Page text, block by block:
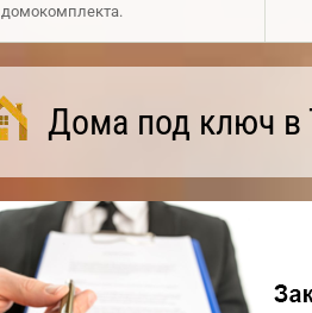
домокомплекта.
Дома под ключ в